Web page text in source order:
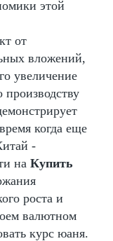
этой
от
вложений,
увеличение
когда еще
-
на Купить
роста и
валютном
курс юаня.